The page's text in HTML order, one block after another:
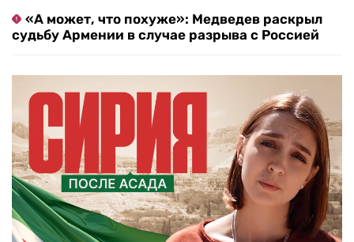
«А может, что похуже»: Медведев раскрыл
судьбу Армении в случае разрыва с Россией